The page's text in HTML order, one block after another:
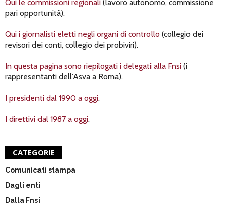
Qui le commissioni regionali (lavoro autonomo, commissione
pari opportunità).
Qui i giornalisti eletti negli organi di controllo (collegio dei
revisori dei conti, collegio dei probiviri).
In questa pagina sono riepilogati i delegati alla Fnsi (i
rappresentanti dell’Asva a Roma).
I presidenti dal 1990 a oggi.
I direttivi dal 1987 a oggi.
CATEGORIE
Comunicati stampa
Dagli enti
Dalla Fnsi